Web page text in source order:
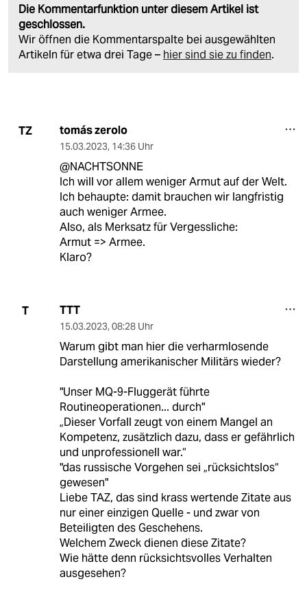
Die Kommentarfunktion unter diesem Artikel ist
geschlossen.
Wir öffnen die Kommentarspalte bei ausgewählten
Artikeln für etwa drei Tage – hier sind sie zu finden.
TZ tomás zerolo
15.03.2023, 14:36 Uhr
@NACHTSONNE
Ich will vor allem weniger Armut auf der Welt.
Ich behaupte: damit brauchen wir langfristig
auch weniger Armee.
Also, als Merksatz für Vergessliche:
Armut => Armee.
Klaro?
T TTT
15.03.2023, 08:28 Uhr
Warum gibt man hier die verharmlosende
Darstellung amerikanischer Militärs wieder?
"Unser MQ-9-Fluggerät führte
Routineoperationen... durch"
„Dieser Vorfall zeugt von einem Mangel an
Kompetenz, zusätzlich dazu, dass er gefährlich
und unprofessionell war.“
"das russische Vorgehen sei „rücksichtslos“
gewesen"
Liebe TAZ, das sind krass wertende Zitate aus
nur einer einzigen Quelle - und zwar von
Beteiligten des Geschehens.
Welchem Zweck dienen diese Zitate?
Wie hätte denn rücksichtsvolles Verhalten
ausgesehen?